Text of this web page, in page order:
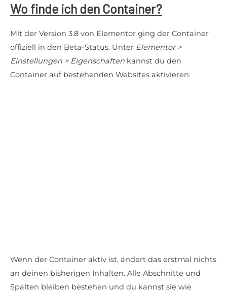
Wo finde ich den Container?
Mit der Version 3.8 von Elementor ging der Container
offiziell in den Beta-Status. Unter Elementor >
Einstellungen > Eigenschaften kannst du den
Container auf bestehenden Websites aktivieren:
Wenn der Container aktiv ist, ändert das erstmal nichts
an deinen bisherigen Inhalten. Alle Abschnitte und
Spalten bleiben bestehen und du kannst sie wie